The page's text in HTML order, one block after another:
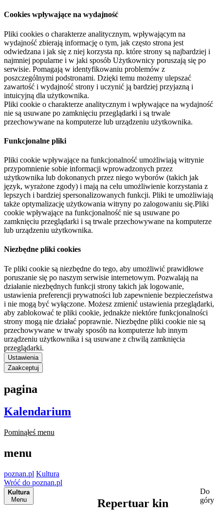
Cookies wpływające na wydajność
Pliki cookies o charakterze analitycznym, wpływającym na
wydajność zbierają informację o tym, jak często strona jest
odwiedzana i jak się z niej korzysta np. które strony są najbardziej i
najmniej popularne i w jaki sposób Użytkownicy poruszają się po
serwisie. Pomagają w identyfikowaniu problemów z
poszczególnymi podstronami. Dzięki temu możemy ulepszać
zawartość i wydajność strony i uczynić ją bardziej przyjazną i
intuicyjną dla użytkownika.
Pliki cookie o charakterze analitycznym i wpływające na wydajność
nie są usuwane po zamknięciu przeglądarki i są trwale
przechowywane na komputerze lub urządzeniu użytkownika.
Funkcjonalne pliki
Pliki cookie wpływające na funkcjonalność umożliwiają witrynie
przypomnienie sobie informacji wprowadzonych przez
użytkownika lub dokonanych przez niego wyborów (takich jak
język, wyrażone zgody) i mają na celu umożliwienie korzystania z
lepszych i bardziej spersonalizowanych funkcji. Pliki te umożliwiają
także optymalizację użytkowania witryny po zalogowaniu się.Pliki
cookie wpływające na funkcjonalność nie są usuwane po
zamknięciu przeglądarki i są trwale przechowywane na komputerze
lub urządzeniu użytkownika.
Niezbędne pliki cookies
Te pliki cookie są niezbędne do tego, aby umożliwić prawidłowe
poruszanie się po naszym serwisie internetowym. Pozwalają na
działanie niezbędnych funkcji strony takich jak logowanie,
ustawienia preferencji prywatności lub zapewnienie bezpieczeństwa
i nie mogą być wyłączone. Możesz zmienić ustawienia przeglądarki,
aby zablokować te pliki cookie, jednakże niektóre funkcjonalności
strony mogą nie działać poprawnie. Niezbędne pliki cookie nie są
przechowywane w trwały sposób na komputerze lub innym
urządzeniu użytkownika i są usuwane z chwilą zamknięcia
przeglądarki.
Ustawienia
Zaakceptuj
pagina
Kalendarium
Pominąłeś menu
menu
poznan.pl Kultura
Wróć do poznan.pl
Kultura
Menu
Repertuar kin
Do
góry